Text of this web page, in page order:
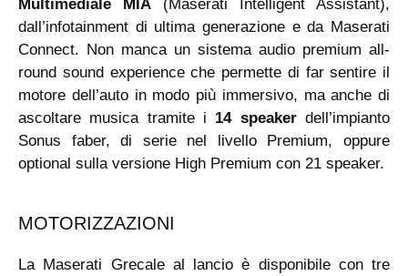
Multimediale MIA (Maserati Intelligent Assistant),
dall’infotainment di ultima generazione e da Maserati
Connect. Non manca un sistema audio premium all-
round sound experience che permette di far sentire il
motore dell’auto in modo più immersivo, ma anche di
ascoltare musica tramite i 14 speakerdell’impianto
Sonus faber, di serie nel livello Premium, oppure
optional sulla versione High Premium con 21 speaker.
MOTORIZZAZIONI
La Maserati Grecale al lancio è disponibile con tre